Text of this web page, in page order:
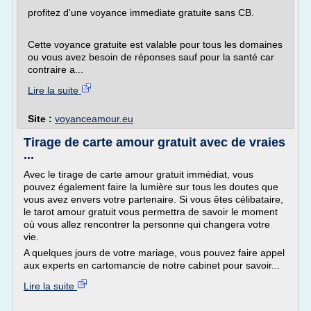
profitez d'une voyance immediate gratuite sans CB.
Cette voyance gratuite est valable pour tous les domaines
ou vous avez besoin de réponses sauf pour la santé car
contraire a...
Lire la suite
Site : voyanceamour.eu
Tirage de carte amour gratuit avec de vraies
...
Avec le tirage de carte amour gratuit immédiat, vous
pouvez également faire la lumière sur tous les doutes que
vous avez envers votre partenaire. Si vous êtes célibataire,
le tarot amour gratuit vous permettra de savoir le moment
où vous allez rencontrer la personne qui changera votre
vie.
A quelques jours de votre mariage, vous pouvez faire appel
aux experts en cartomancie de notre cabinet pour savoir...
Lire la suite